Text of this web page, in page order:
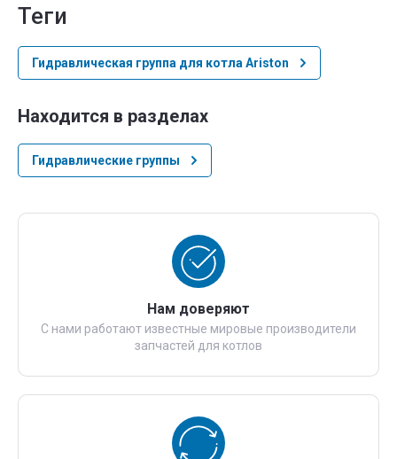
теги
Гидравлическая группа для котла Ariston
Находится в разделах
Гидравлические группы
Нам доверяют
С нами работают известные мировые производители
запчастей для котлов